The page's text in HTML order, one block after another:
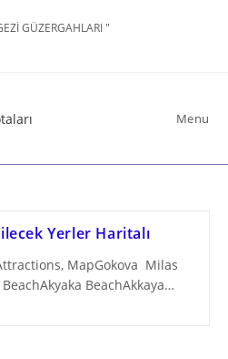
GÜZERGAHLARI "
Menu
Yerler Haritalı
MapGokova Milas
BeachAkkaya…